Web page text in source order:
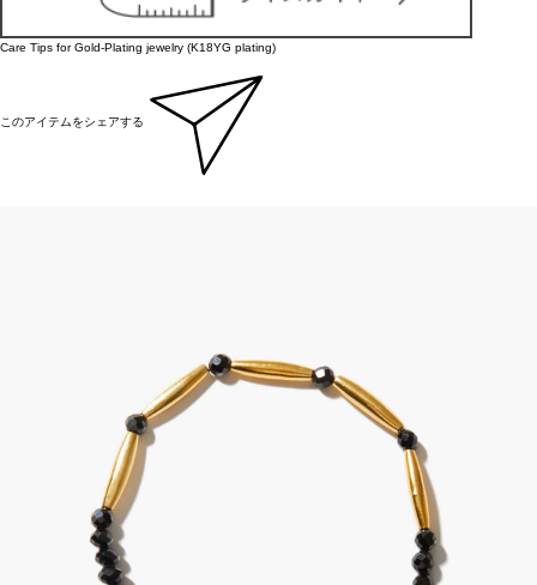
Care Tips for Gold-Plating jewelry (K18YG plating)
このアイテムをシェアする